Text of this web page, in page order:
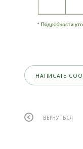
НАПИСАТЬ
ВЕРНУТЬСЯ